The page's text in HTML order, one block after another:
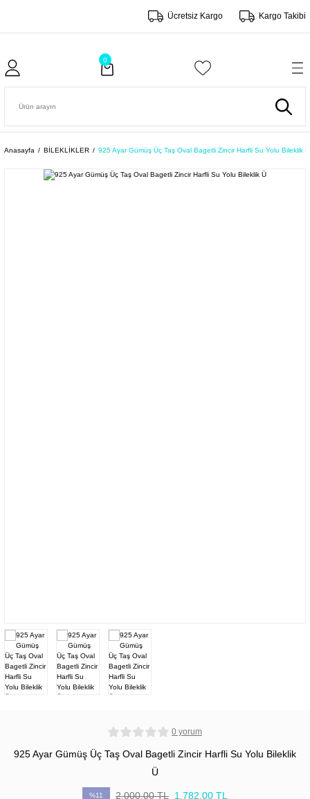
Ücretsiz Kargo Kargo Takibi
0
Anasayfa BİLEKLİKLER 925 Ayar Gümüş Üç Taş Oval Bagetli Zincir Harfli Su Yolu Bileklik Ü
0 yorum
925 Ayar Gümüş Üç Taş Oval Bagetli Zincir Harfli Su Yolu Bileklik
Ü
%11 2.000,00 TL 1.782,00 TL